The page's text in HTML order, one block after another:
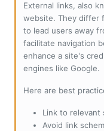
External links, also
website. They differ
to lead users away
facilitate navigation
enhance a site's
engines like Google.
Here are best
Link to
Avoid link